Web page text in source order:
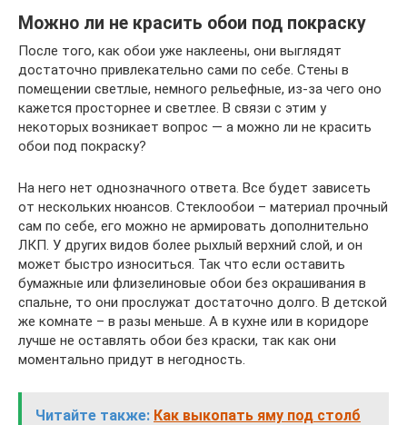
Можно ли не красить обои под покраску
После того, как обои уже наклеены, они выглядят
достаточно привлекательно сами по себе. Стены в
помещении светлые, немного рельефные, из-за чего оно
кажется просторнее и светлее. В связи с этим у
некоторых возникает вопрос — а можно ли не красить
обои под покраску?
На него нет однозначного ответа. Все будет зависеть
от нескольких нюансов. Стеклообои – материал прочный
сам по себе, его можно не армировать дополнительно
ЛКП. У других видов более рыхлый верхний слой, и он
может быстро износиться. Так что если оставить
бумажные или флизелиновые обои без окрашивания в
спальне, то они прослужат достаточно долго. В детской
же комнате – в разы меньше. А в кухне или в коридоре
лучше не оставлять обои без краски, так как они
моментально придут в негодность.
Читайте также: Как выкопать яму под столб